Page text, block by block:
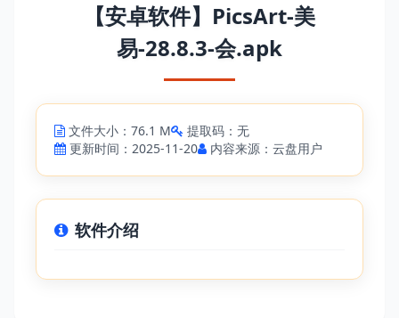
【安卓软件】PicsArt-美
易-28.8.3-会.apk
文件大小：76.1 M
提取码：无
更新时间：2025-11-20
内容来源：云盘用户
软件介绍